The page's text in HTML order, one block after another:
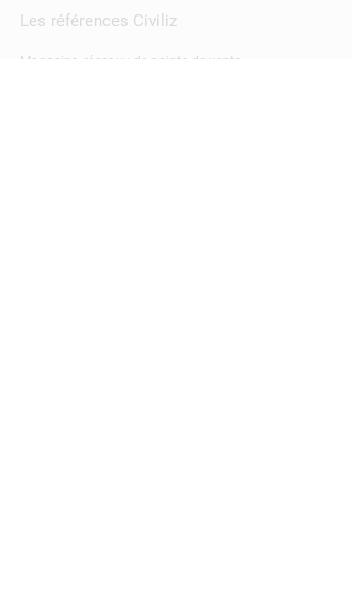
Les références Civiliz
Magasins, réseaux de points de vente